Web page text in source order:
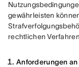
gewährleisten
rechtlichen
Anforderungen